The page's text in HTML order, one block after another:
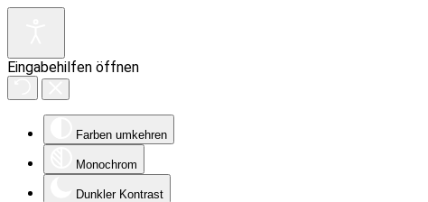
Eingabehilfen öffnen
Farben umkehren
Monochrom
Dunkler Kontrast